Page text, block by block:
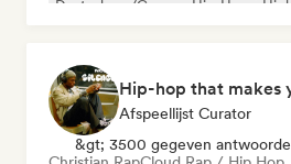
Deutschrap/German Hip-Hop
Hip-hop that makes
Afspeellijst Curator
&gt; 3500 gegeven